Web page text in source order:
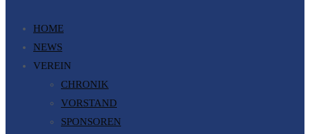
HOME
NEWS
VEREIN
CHRONIK
VORSTAND
SPONSOREN